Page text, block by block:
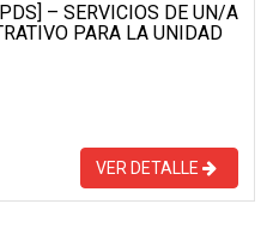
– SERVICIOS DE UN/A
PARA LA UNIDAD
VER DETALLE